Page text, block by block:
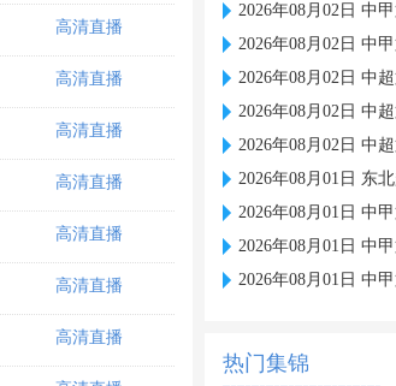
高清直播
高清直播
高清直播
高清直播
高清直播
高清直播
高清直播
2026年08月02日 中甲第
2026年08月02日 中甲第
2026年08月02日 中超第
2026年08月02日 中超
2026年08月02日 中超
2026年08月01日 东
2026年08月01日 中甲第
2026年08月01日 中甲
2026年08月01日 中甲
热门集锦